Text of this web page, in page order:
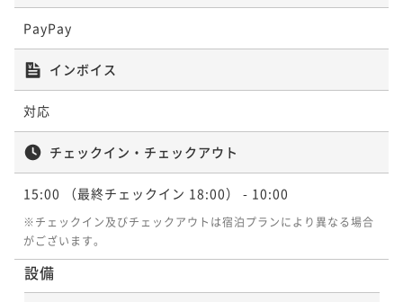
PayPay
インボイス
対応
チェックイン・チェックアウト
15:00 （最終チェックイン 18:00） - 10:00
※チェックイン及びチェックアウトは宿泊プランにより異なる場合
がございます。
設備